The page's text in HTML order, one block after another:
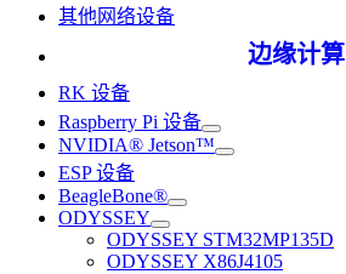
其他网络设备
边缘计算
RK 设备
Raspberry Pi 设备
NVIDIA® Jetson™
ESP 设备
BeagleBone®
ODYSSEY
ODYSSEY STM32MP135D
ODYSSEY X86J4105